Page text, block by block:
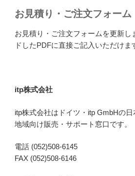
お見積り・ご注文フォーム
お見積り・ご注文フォームを更新し
ドしたPDFに直接ご記入いただけま
itp株式会社
itp株式会社はドイツ・itp GmbHの
地域向け販売・サポート窓口です。
電話 (052)508-6145
FAX (052)508-6146